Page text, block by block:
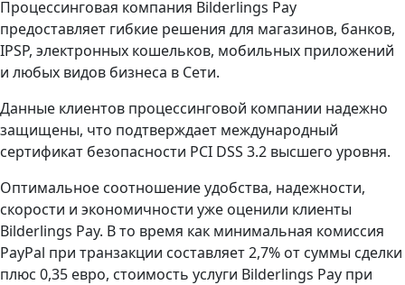
Процессинговая компания Bilderlings Pay
предоставляет гибкие решения для магазинов, банков,
IPSP, электронных кошельков, мобильных приложений
и любых видов бизнеса в Сети.
Данные клиентов процессинговой компании надежно
защищены, что подтверждает международный
сертификат безопасности PCI DSS 3.2 высшего уровня.
Оптимальное соотношение удобства, надежности,
скорости и экономичности уже оценили клиенты
Bilderlings Pay. В то время как минимальная комиссия
PayPal при транзакции составляет 2,7% от суммы сделки
плюс 0,35 евро, стоимость услуги Bilderlings Pay при